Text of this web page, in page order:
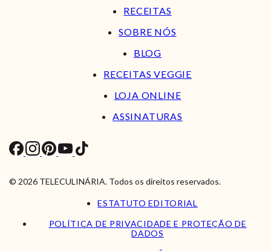
RECEITAS
SOBRE NÓS
BLOG
RECEITAS VEGGIE
LOJA ONLINE
ASSINATURAS
© 2026 TELECULINÁRIA. Todos os direitos reservados.
ESTATUTO EDITORIAL
POLÍTICA DE PRIVACIDADE E PROTEÇÃO DE
DADOS